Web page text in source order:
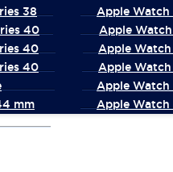
38
Apple Watch
40
Apple
40
Apple
40
Apple
Apple Watch
mm
Apple Watch